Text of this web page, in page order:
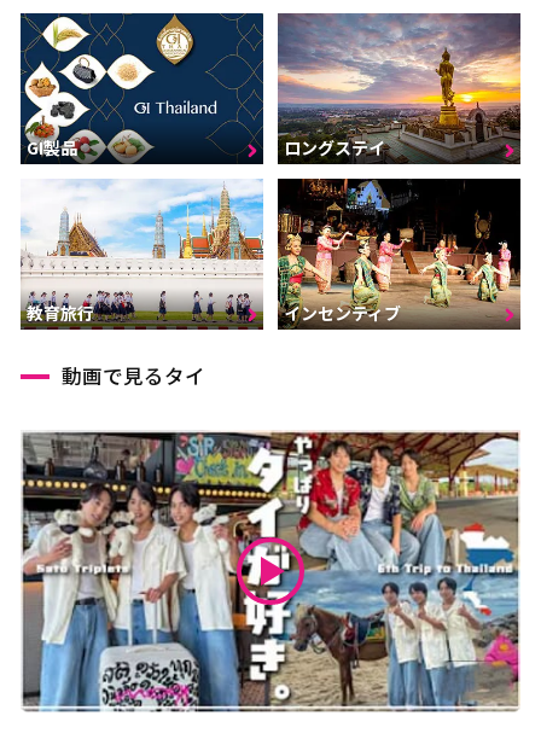
GI製品 ロングステイ
教育旅行 インセンティブ
動画で見るタイ